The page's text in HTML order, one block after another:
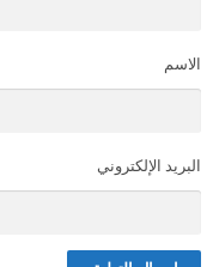
الاسم
البريد الإلكتروني